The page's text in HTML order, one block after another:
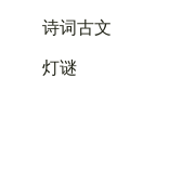
诗词古文
灯谜